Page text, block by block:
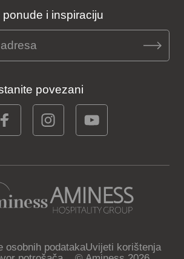
i inspiraciju
povezani
osobnih podatakaUvijeti korištenja